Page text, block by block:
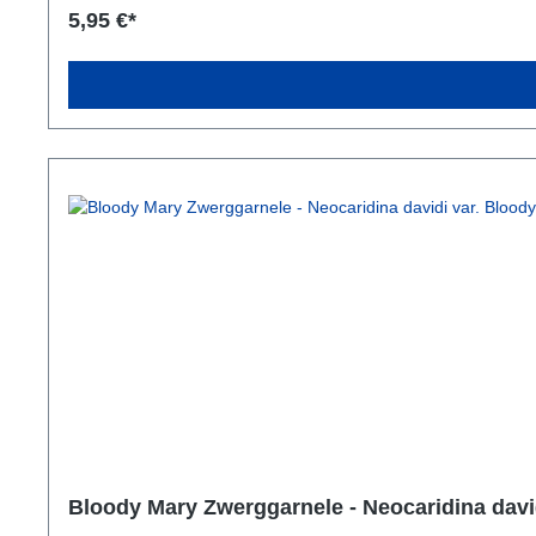
die Tiere mit der Zeit ihre Farbintensität verlieren
Neocaridina Garnelen passend aufhärten.Du willst mehr
Neocaridina Blue Dream Garnelen sind omnivore
sollte nicht zu hoch sein, da es sonst zu einem zu schnellen
Garnelen aus unserer eigenen Zucht. Die Tiere werden in
5,95 €*
Bloody Mary Zwerggarnele - Neocaridina